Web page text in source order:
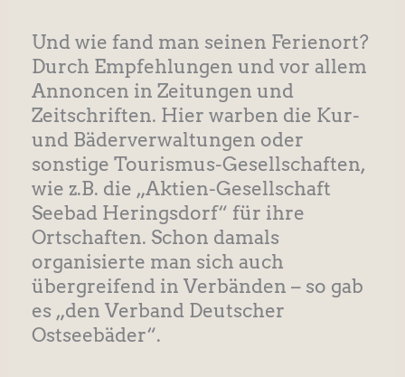
Und wie fand man seinen Ferienort?
Durch Empfehlungen und vor allem
Annoncen in Zeitungen und
Zeitschriften. Hier warben die Kur-
und Bäderverwaltungen oder
sonstige Tourismus-Gesellschaften,
wie z.B. die „Aktien-Gesellschaft
Seebad Heringsdorf“ für ihre
Ortschaften. Schon damals
organisierte man sich auch
übergreifend in Verbänden – so gab
es „den Verband Deutscher
Ostseebäder“.